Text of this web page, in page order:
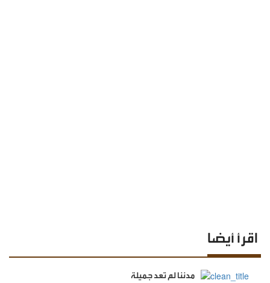
اقرأ أيضا
مدننا لم تعد جميلة